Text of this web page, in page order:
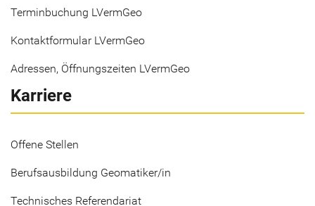
Terminbuchung LVermGeo
Kontaktformular LVermGeo
Adressen, Öffnungszeiten LVermGeo
Karriere
Offene Stellen
Berufsausbildung Geomatiker/in
Technisches Referendariat